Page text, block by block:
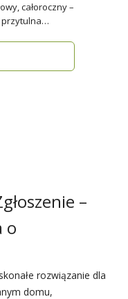
całoroczny –
–
o
rozwiązanie dla
domu,